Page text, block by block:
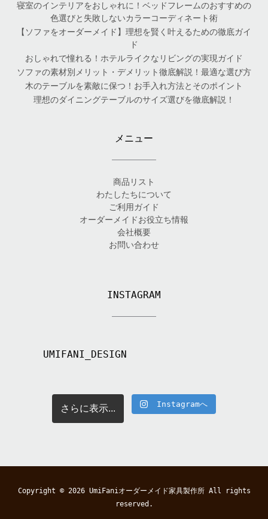
寝室のインテリアをおしゃれに！ベッドフレームのおすすめの
色選びと失敗しないカラーコーディネート術
【ソファをオーダーメイド】理想を賢く叶えるための徹底ガイ
ド
おしゃれで憧れる！ホテルライクなリビングの実現ガイド
ソファの素材別メリット・デメリット徹底解説！最適な選び方
木のテーブルを素敵に保つ！お手入れ方法とそのポイント
理想のダイニングテーブルのサイズ選びを徹底解説！
メニュー
商品リスト
わたしたちについて
ご利用ガイド
オーダーメイドお役立ち情報
会社概要
お問い合わせ
INSTAGRAM
UMIFANI_DESIGN
さらに表示... Instagramへ
Copyright © 2026 UmiFaniオーダーメイド家具製作所All rights
reserved.